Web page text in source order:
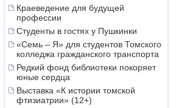
Краеведение для будущей
профессии
Студенты в гостях у Пушкинки
«Семь – Я» для студентов Томского
колледжа гражданского транспорта
Редкий фонд библиотеки покоряет
юные сердца
Выставка «К истории томской
фтизиатрии» (12+)